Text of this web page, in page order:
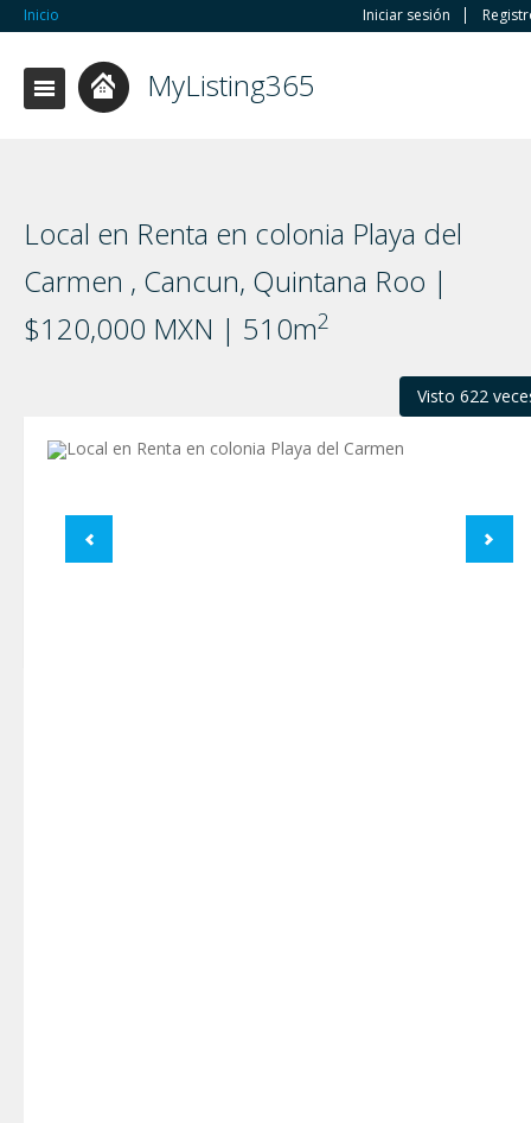
Inicio Iniciar sesión
MyListing365
Local en Renta en colonia Playa del
Carmen , Cancun, Quintana Roo |
$120,000 MXN | 510m2
Visto 622